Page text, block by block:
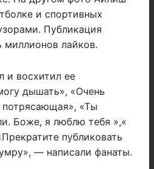
и спортивных
Публикация
миллионов лайков.
и восхитил ее
дышать», «Очень
«Ты
Боже, я люблю тебя »,«
публиковать
— написали фанаты.